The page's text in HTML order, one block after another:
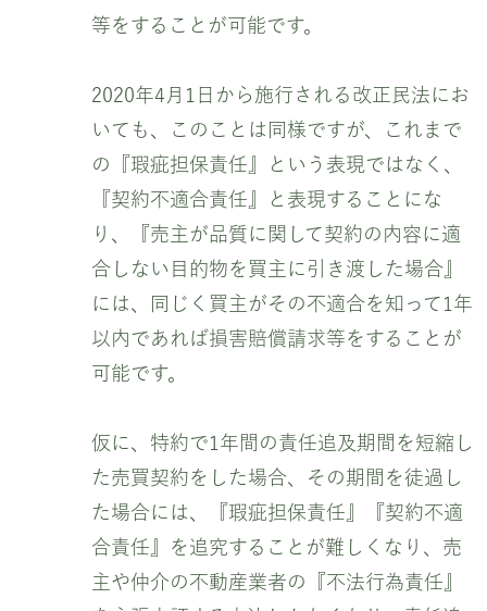
等をすることが可能です。
2020年4月1日から施行される改正民法にお
いても、このことは同様ですが、これまで
の『瑕疵担保責任』という表現ではなく、
『契約不適合責任』と表現することにな
り、『売主が品質に関して契約の内容に適
合しない目的物を買主に引き渡した場合』
には、同じく買主がその不適合を知って1年
以内であれば損害賠償請求等をすることが
可能です。
仮に、特約で1年間の責任追及期間を短縮し
た売買契約をした場合、その期間を徒過し
た場合には、『瑕疵担保責任』『契約不適
合責任』を追究することが難しくなり、売
主や仲介の不動産業者の『不法行為責任』